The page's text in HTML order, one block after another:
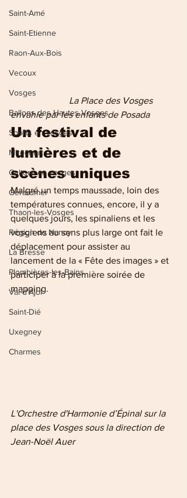
Saint-Amé
Saint-Etienne
Raon-Aux-Bois
Vecoux
Vosges
Ballons des Hautes Vosges
Sports en vosges
Mirecourt
Culture en vosges
Gérardmer
Thaon-les-Vosges
Région de Nancy
La Bresse
Plombières-les-Bains
Val-d'Ajol
Saint-Dié
Uxegney
Charmes
           La Place des Vosges
envahie par les enfants de Posada
Un festival de
lumières et de
scènes uniques
Malgré un temps maussade, loin des
températures connues, encore, il y a
quelques jours, les spinaliens et les
vosgiens au sens plus large ont fait le
déplacement pour assister au
lancement de la « Fête des images » et
participer à la première soirée de
mapping.
L'Orchestre d'Harmonie d’Épinal sur la
place des Vosges sous la direction de
Jean-Noël Auer